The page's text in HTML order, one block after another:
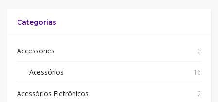
Categorias
Accessories 3
Acessórios 16
Acessórios Eletrônicos 2